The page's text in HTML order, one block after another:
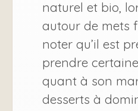
naturel et bio,
autour de mets
noter qu’il est
prendre
quant à son
desserts à